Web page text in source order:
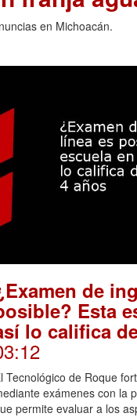
en Michoacán.
de
Esta
lo califica
Tecnológico de Roque
exámenes con la
permite evaluar a los